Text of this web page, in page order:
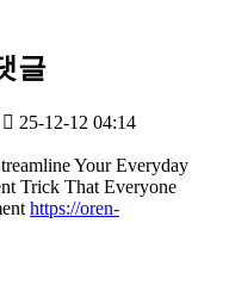
글
25-12-12 04:14
Your Everyday
Trick That Everyone
https://oren-